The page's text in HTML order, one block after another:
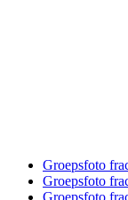
Groepsfoto
Groepsfoto
Groepsfoto